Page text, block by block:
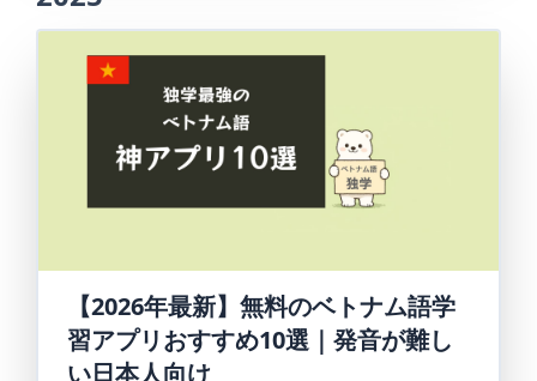
【2026年最新】無料のベトナム語学
習アプリおすすめ10選｜発音が難し
い日本人向け